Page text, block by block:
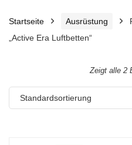
Startseite Ausrüstung
„Active Era Luftbetten“
Zeigt alle 2
Standardsortierung